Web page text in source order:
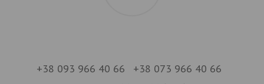
+38 093 966 40 66
+38 073 966 40 66